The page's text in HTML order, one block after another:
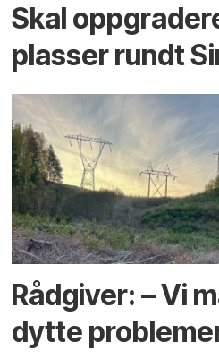
Skal
plasser rundt
Rådgiver: – Vi
dytte